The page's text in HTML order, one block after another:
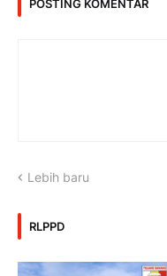
POSTING KOMENTAR
Lebih baru
RLPPD